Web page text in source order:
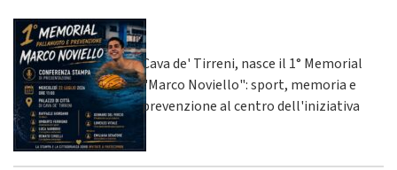
Cava de' Tirreni, nasce il 1° Memorial
"Marco Noviello": sport, memoria e
prevenzione al centro dell'iniziativa